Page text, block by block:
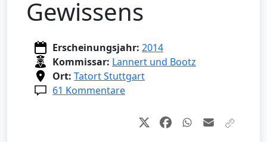
Gewissens
Erscheinungsjahr: 2014
Kommissar: Lannert und Bootz
Ort: Tatort Stuttgart
61 Kommentare